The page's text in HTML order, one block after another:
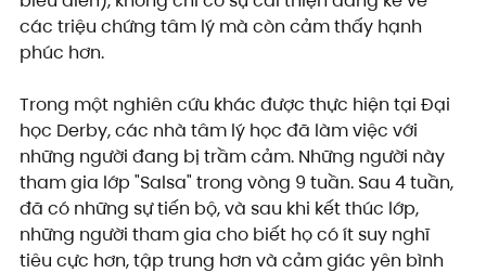
các triệu chứng tâm lý mà còn cảm thấy hạnh
phúc hơn.
Trong một nghiên cứu khác được thực hiện tại Đại
học Derby, các nhà tâm lý học đã làm việc với
những người đang bị trầm cảm. Những người này
tham gia lớp "Salsa" trong vòng 9 tuần. Sau 4 tuần,
đã có những sự tiến bộ, và sau khi kết thúc lớp,
những người tham gia cho biết họ có ít suy nghĩ
tiêu cực hơn, tập trung hơn và cảm giác yên bình